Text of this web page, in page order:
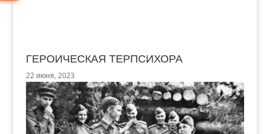
ГЕРОИЧЕСКАЯ ТЕРПСИХОРА
22 июня, 2023